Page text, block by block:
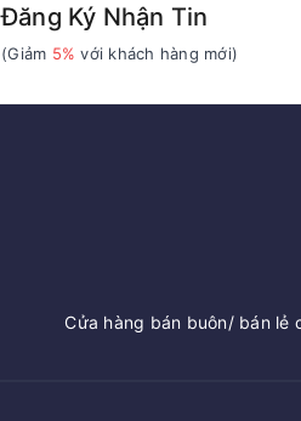
Đăng Ký Nhận Tin
(Giảm 5% với khách hàng mới)
Cửa hàng bán buôn/ bán lẻ